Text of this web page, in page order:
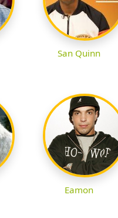
San Quinn
Eamon